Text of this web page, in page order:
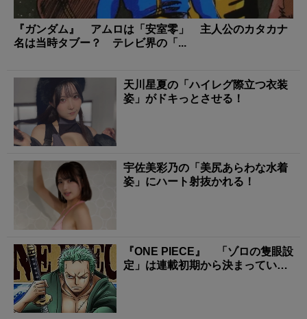
『ガンダム』 アムロは「安室零」 主人公のカタカナ
名は当時タブー？ テレビ界の「...
天川星夏の「ハイレグ際立つ衣装
姿」がドキっとさせる！
宇佐美彩乃の「美尻あらわな水着
姿」にハート射抜かれる！
『ONE PIECE』 「ゾロの隻眼設
定」は連載初期から決まってい